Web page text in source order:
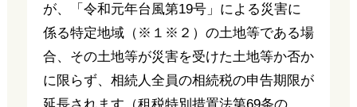
が、「令和元年台風第19号」による災害に
係る特定地域（※１※２）の土地等である場
合、その土地等が災害を受けた土地等か否か
に限らず、相続人全員の相続税の申告期限が